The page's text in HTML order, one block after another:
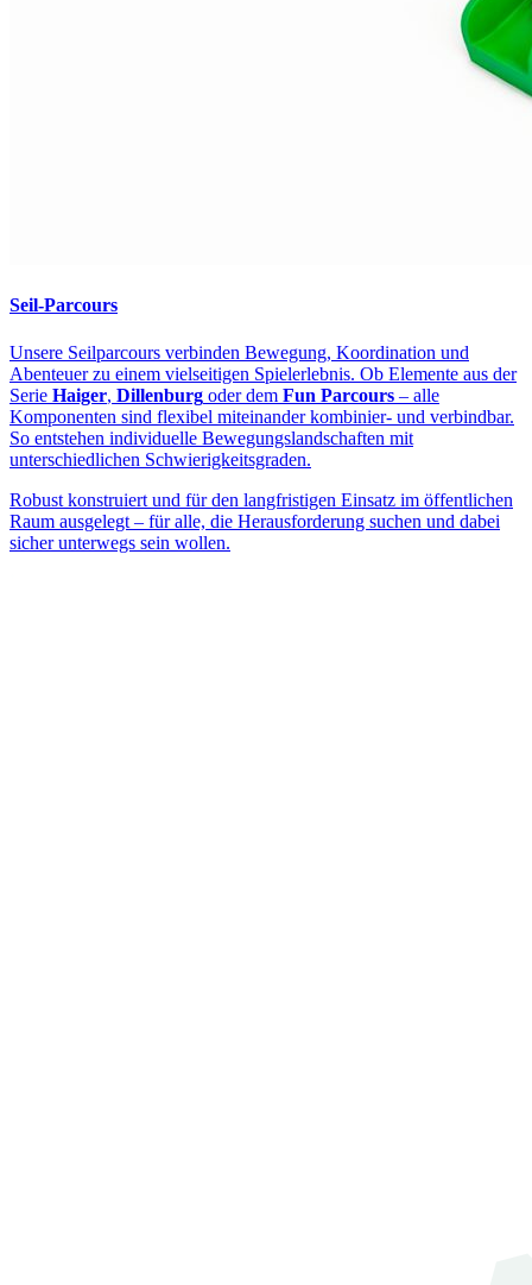
Seil-Parcours
Unsere Seilparcours verbinden Bewegung, Koordination und
Abenteuer zu einem vielseitigen Spielerlebnis. Ob Elemente aus der
Serie Haiger, Dillenburg oder dem Fun Parcours – alle
Komponenten sind flexibel miteinander kombinier- und verbindbar.
So entstehen individuelle Bewegungslandschaften mit
unterschiedlichen Schwierigkeitsgraden.
Robust konstruiert und für den langfristigen Einsatz im öffentlichen
Raum ausgelegt – für alle, die Herausforderung suchen und dabei
sicher unterwegs sein wollen.